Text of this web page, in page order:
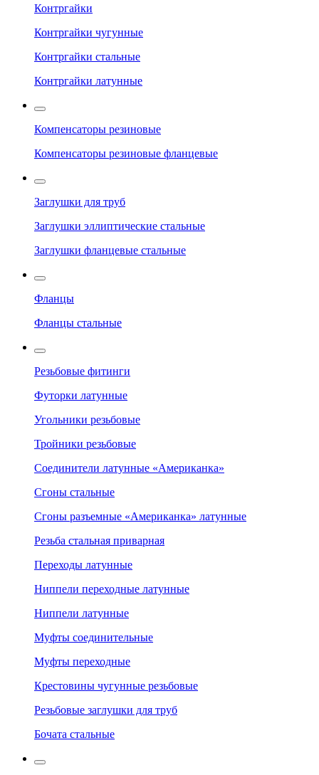
Контргайки
Контргайки чугунные
Контргайки стальные
Контргайки латунные
Компенсаторы резиновые
Компенсаторы резиновые фланцевые
Заглушки для труб
Заглушки эллиптические стальные
Заглушки фланцевые стальные
Фланцы
Фланцы стальные
Резьбовые фитинги
Футорки латунные
Угольники резьбовые
Тройники резьбовые
Соединители латунные «Американка»
Сгоны стальные
Сгоны разъемные «Американка» латунные
Резьба стальная приварная
Переходы латунные
Ниппели переходные латунные
Ниппели латунные
Муфты соединительные
Муфты переходные
Крестовины чугунные резьбовые
Резьбовые заглушки для труб
Бочата стальные